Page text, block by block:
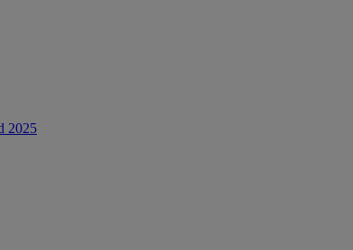
2025